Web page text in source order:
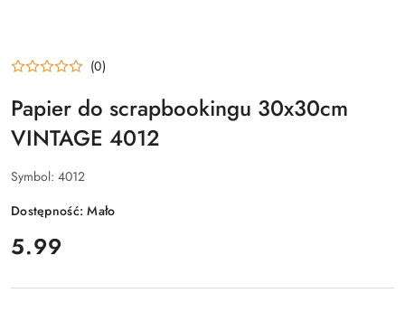
(0)
Papier do scrapbookingu 30x30cm
VINTAGE 4012
Symbol: 4012
Dostępność:Mało
cena:
5.99